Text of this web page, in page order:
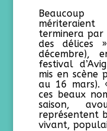
Beaucoup
terminera par
des délices
décembre),
festival
mis en
au 16 mars).
ces beaux
saison,
représentent
vivant,